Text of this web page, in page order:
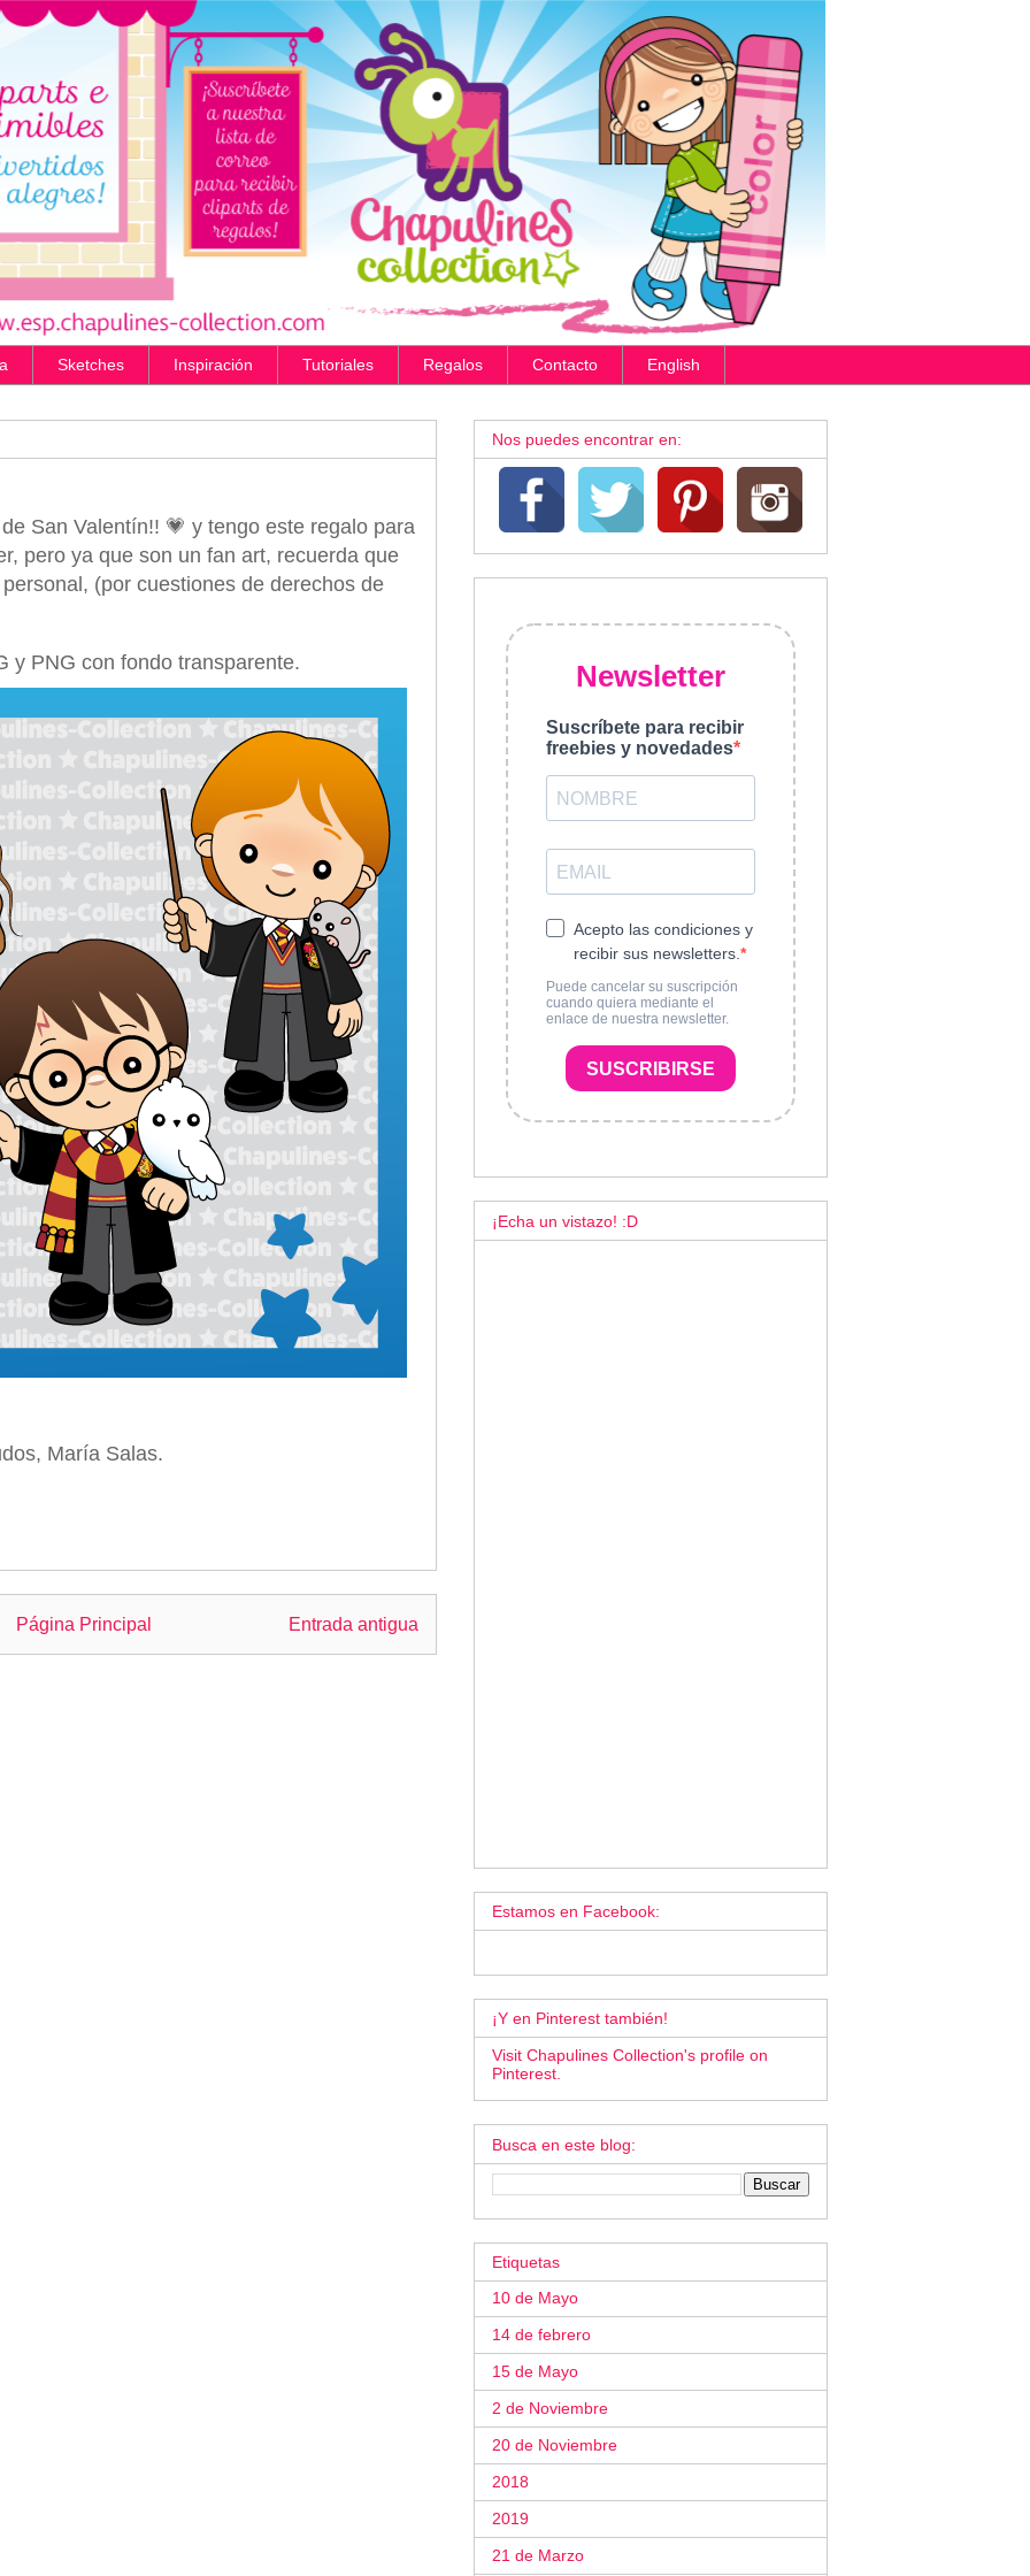
Sketches Inspiración Tutoriales Regalos Contacto English
San Valentín!! 💗 y tengo este regalo para
pero ya que son un fan art, recuerda que
(por cuestiones de derechos de
y PNG con fondo transparente.
María Salas.
Entrada antigua
Página Principal
Nos puedes encontrar en:
Newsletter
Suscríbete para recibir
freebies y novedades
Acepto las condiciones y
recibir sus newsletters.
Puede cancelar su suscripción
cuando quiera mediante el
enlace de nuestra newsletter.
SUSCRIBIRSE
¡Echa un vistazo! :D
Estamos en Facebook:
¡Y en Pinterest también!
Visit Chapulines Collection's profile on
Pinterest.
Busca en este blog:
Etiquetas
10 de Mayo
14 de febrero
15 de Mayo
2 de Noviembre
20 de Noviembre
2018
2019
21 de Marzo